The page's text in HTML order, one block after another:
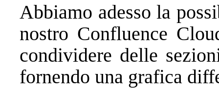
Abbiamo adesso la
nostro Confluence
condividere delle
fornendo una grafica